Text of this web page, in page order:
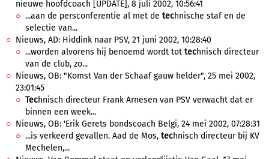
nieuwe hoofdcoach [UPDATE], 8 juli 2002, 10:56:41
...aan de persconferentie al met de technische staf en de
selectie van...
Nieuws, AD: Hiddink naar PSV, 21 juni 2002, 10:28:40
...worden alvorens hij benoemd wordt tot technisch directeur
van de club, zo...
Nieuws, OB: "Komst Van der Schaaf gauw helder", 25 mei 2002,
23:01:45
Technisch directeur Frank Arnesen van PSV verwacht dat er
binnen een week...
Nieuws, OB: 'Erik Gerets bondscoach Belgi, 24 mei 2002, 07:28:31
...is verkeerd gevallen. Aad de Mos, technisch directeur bij KV
Mechelen,...